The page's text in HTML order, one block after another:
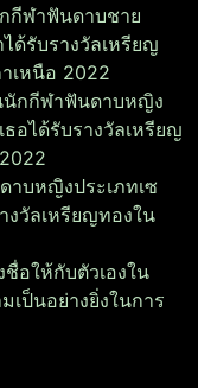
กีฬาฟันดาบชาย
ได้รับรางวัลเหรียญ
เหนือ 2022
นักกีฬาฟันดาบหญิง
ธอได้รับรางวัลเหรียญ
บหญิงประเภทเซ
งวัลเหรียญทองใน
อให้กับตัวเองใน
เป็นอย่างยิ่งในการ